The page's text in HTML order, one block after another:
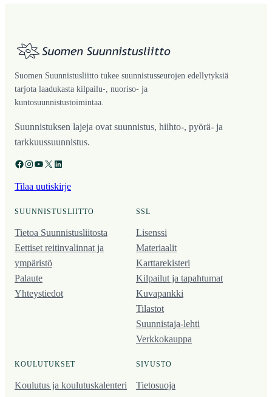
Suomen Suunnistusliitto tukee suunnistusseurojen edellytyksiä
tarjota laadukasta kilpailu-, nuoriso- ja
kuntosuunnistustoimintaa.
Suunnistuksen lajeja ovat suunnistus, hiihto-, pyörä- ja
tarkkuussuunnistus.
Facebook Instagram YouTube X LinkedIn
Tilaa uutiskirje
SUUNNISTUSLIITTO
Tietoa Suunnistusliitosta
Eettiset reitinvalinnat ja
ympäristö
Palaute
Yhteystiedot
SSL
Lisenssi
Materiaalit
Karttarekisteri
Kilpailut ja tapahtumat
Kuvapankki
Tilastot
Suunnistaja-lehti
Verkkokauppa
KOULUTUKSET
Koulutus ja koulutus­kalenteri
SIVUSTO
Tietosuoja